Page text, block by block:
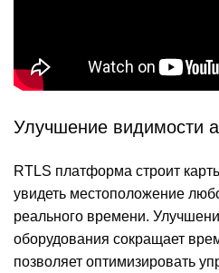
Улучшение видимости
RTLS платформа строит
увидеть местоположение
реального времени.
оборудования сокращает
позволяет оптимизировать